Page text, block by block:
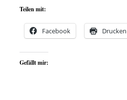
Teilen mit:
Facebook Drucken
Gefällt mir: